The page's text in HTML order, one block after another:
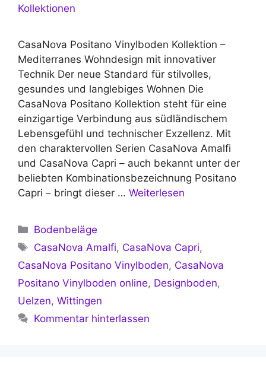
Kollektionen
CasaNova Positano Vinylboden Kollektion –
Mediterranes Wohndesign mit innovativer
Technik Der neue Standard für stilvolles,
gesundes und langlebiges Wohnen Die
CasaNova Positano Kollektion steht für eine
einzigartige Verbindung aus südländischem
Lebensgefühl und technischer Exzellenz. Mit
den charaktervollen Serien CasaNova Amalfi
und CasaNova Capri – auch bekannt unter der
beliebten Kombinationsbezeichnung Positano
Capri – bringt dieser … Weiterlesen
Kategorien
Bodenbeläge
Schlagwörter
CasaNova Amalfi, CasaNova Capri,
CasaNova Positano Vinylboden, CasaNova
Positano Vinylboden online, Designboden,
Uelzen, Wittingen
Kommentar hinterlassen